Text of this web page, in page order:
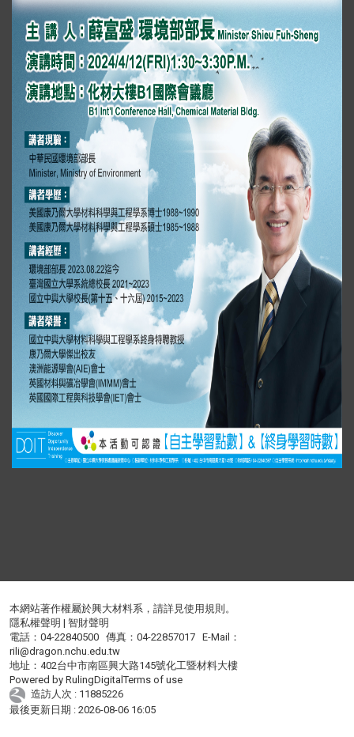
本網站著作權屬於興大材料系，請詳見使用規則 。
隱私權聲明 |智財聲明
電話：04-22840500 傳真：04-22857017 E-Mail：
rili@dragon.nchu.edu.tw
地址：402台中市南區興大路145號化工暨材料大樓
Powered byRulingDigitalTerms of use
造訪人次 : 11885226
最後更新日期 :2026-08-06 16:05